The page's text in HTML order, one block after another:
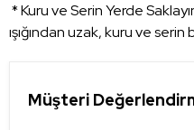
* Kuru ve Serin Yerde
ışığından uzak, kuru ve serin
Müşteri